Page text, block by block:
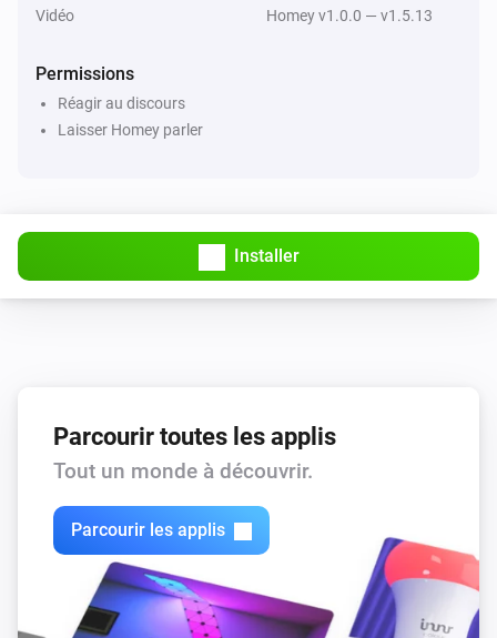
Vidéo Homey v1.0.0 — v1.5.13
Permissions
Réagir au discours
Laisser Homey parler
Installer
Parcourir toutes les applis
Tout un monde à découvrir.
Parcourir les applis